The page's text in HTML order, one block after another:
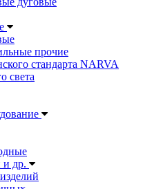
прочие
стандарта NARVA
света
и др.